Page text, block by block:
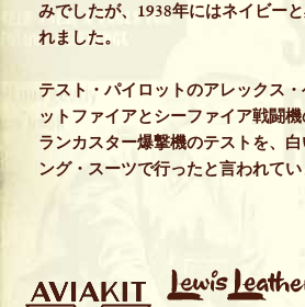
みでしたが、1938年にはネイビー
れました。
テスト・パイロットのアレックス
ットファイアとシーファイア戦闘
ランカスター爆撃機のテストを、
ング・スーツで行ったと言われてい